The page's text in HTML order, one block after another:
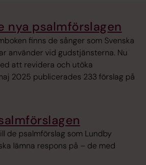
nya psalmförslagen
finns de sånger som Svenska
använder vid gudstjänsterna. Nu
att revidera och utöka
2025 publicerades 233 förslag på
de psalmförslag som Lundby
lämna respons på – de med